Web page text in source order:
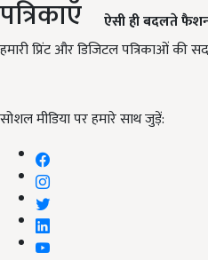
पत्रिकाएँ
हमारी प्रिंट और डिजिटल पत्रिकाओं की
सोशल मीडिया पर हमारे साथ जुड़ें:
ऐसी ही बदलते